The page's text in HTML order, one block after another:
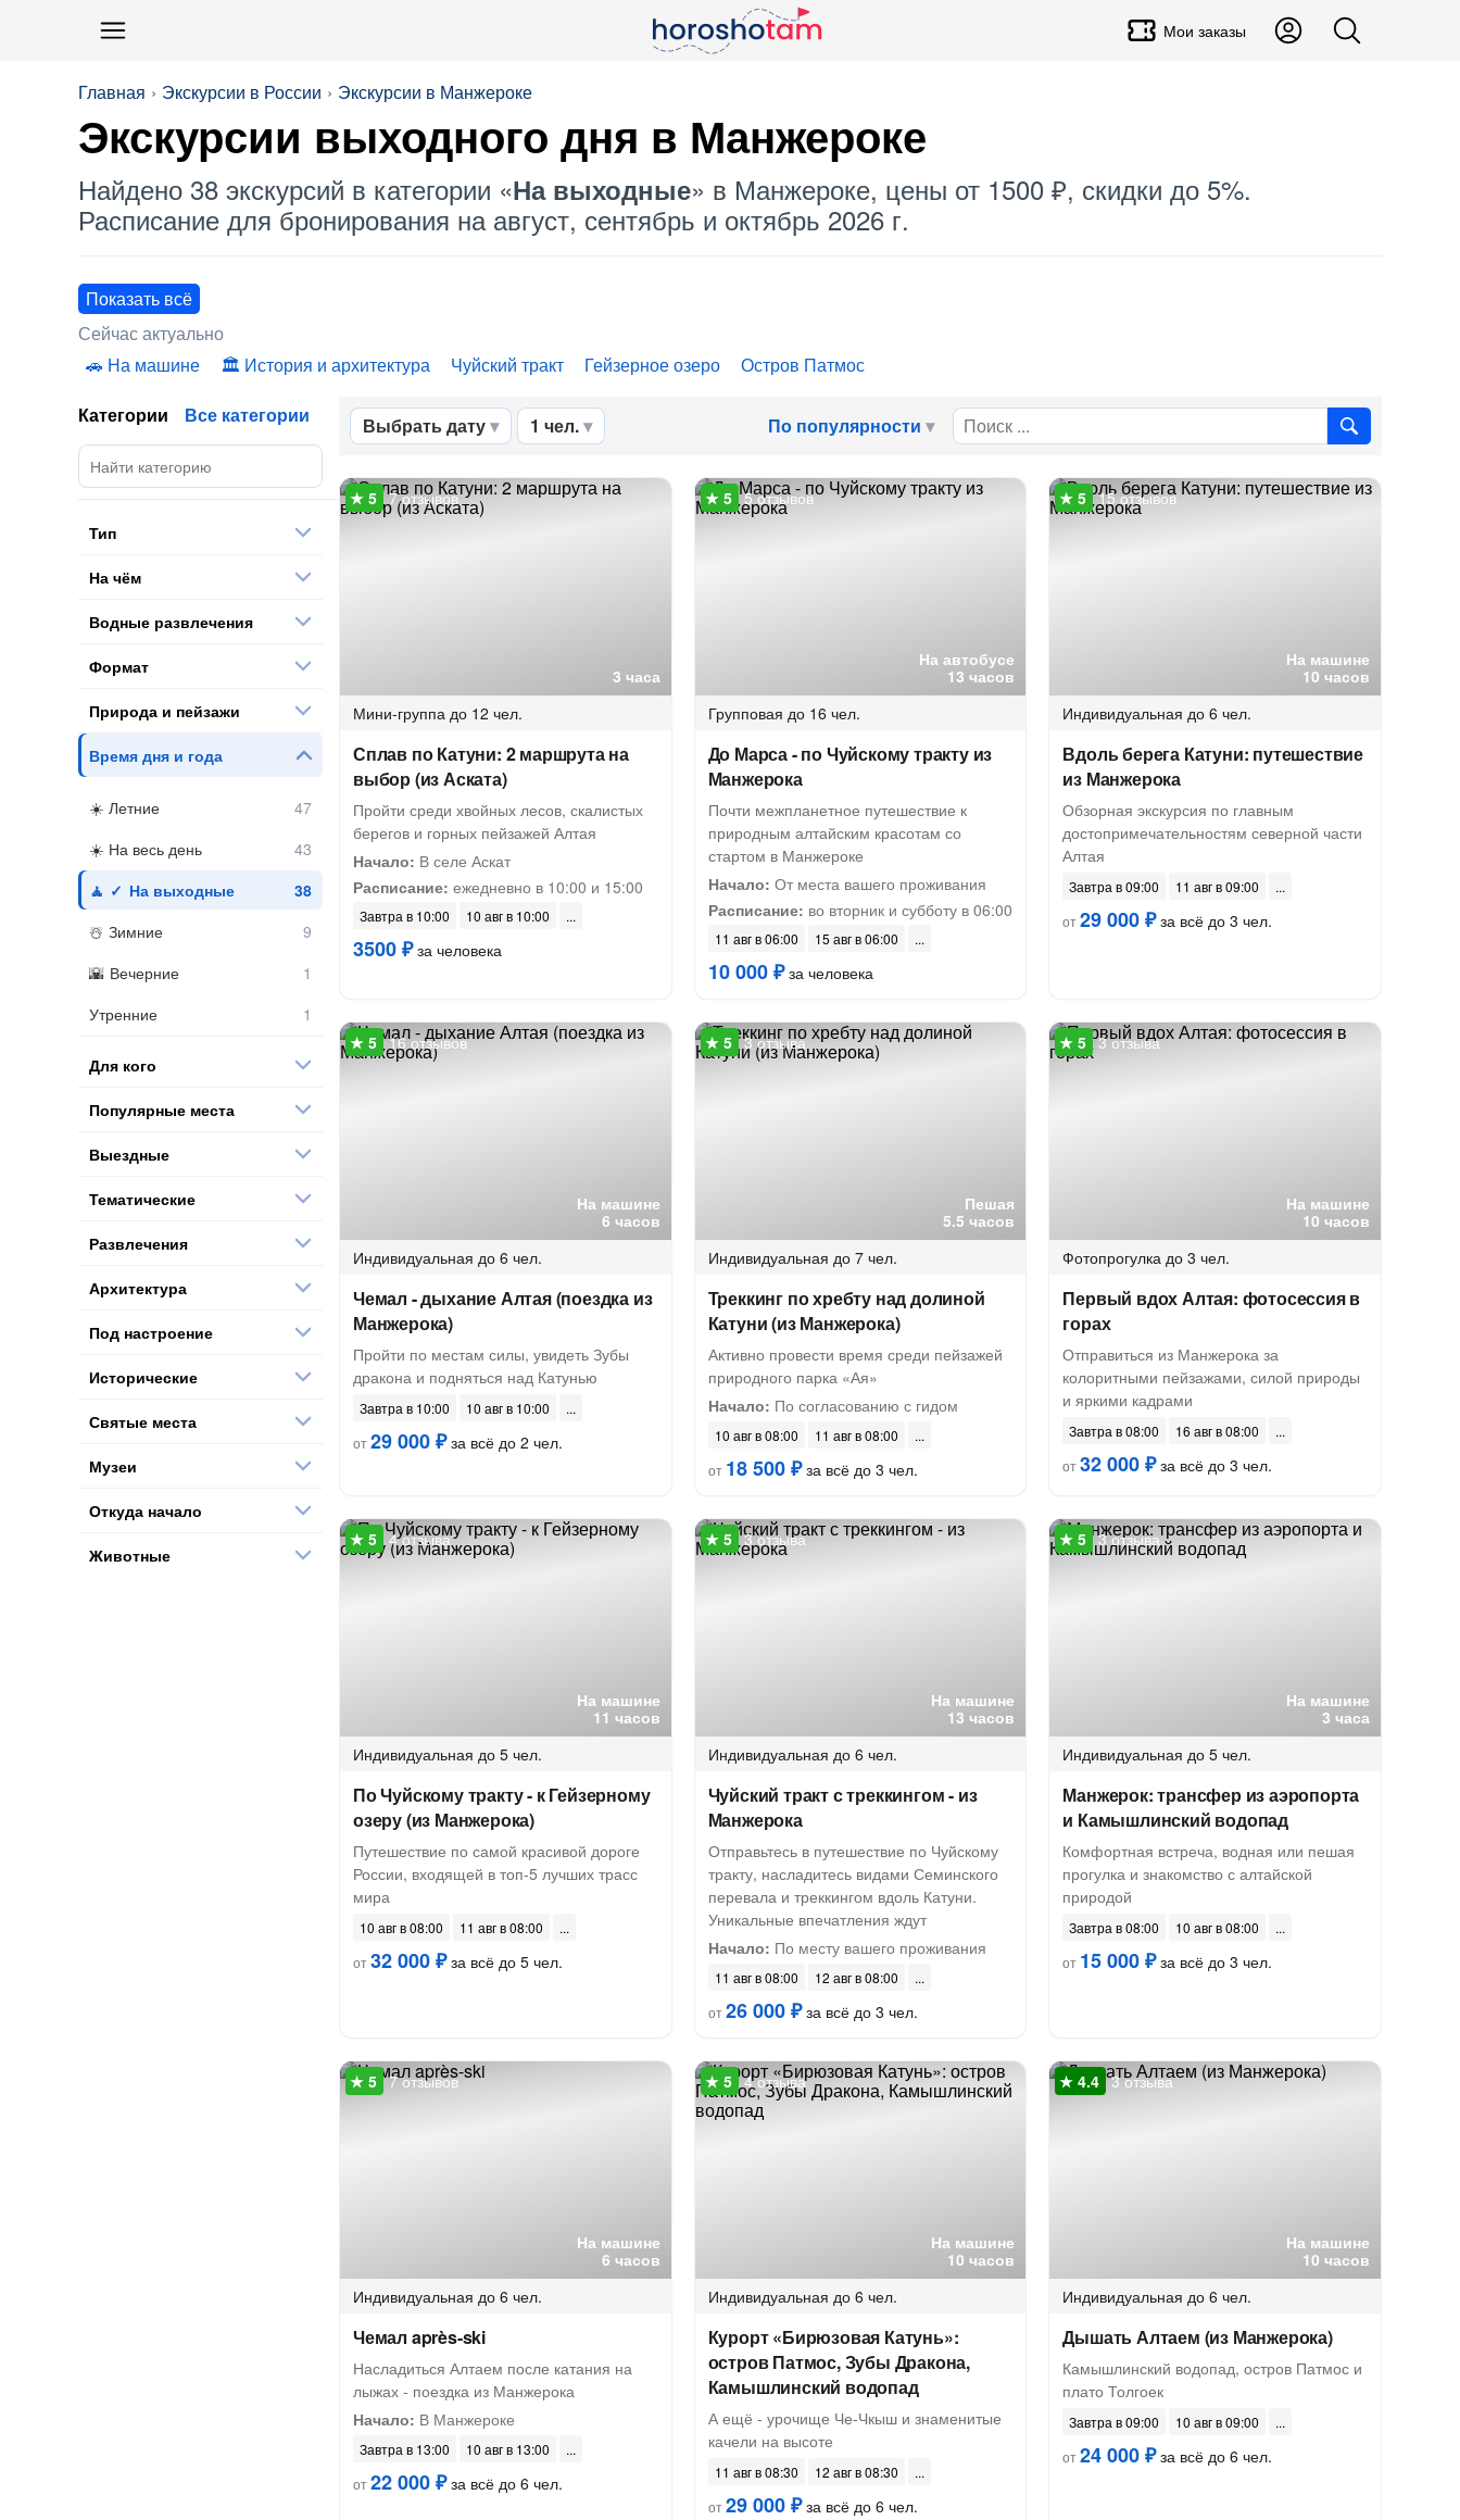
Мои заказы
Главная Экскурсии в России Экскурсии в Манжероке
Экскурсии выходного дня в Манжероке
Найдено 38 экскурсий в категории «На выходные» в Манжероке, цены от 1500 ₽, скидки до 5%.
Расписание для бронирования на август, сентябрь и октябрь 2026 г.
Показать всё
Сейчас актуально
На машине
История и архитектура Чуйский тракт Гейзерное озеро Остров Патмос
Выбрать дату 1 чел. По популярности
3 часа
7 отзывов
Мини-группа до 12 чел.
Сплав по Катуни: 2 маршрута на
выбор (из Аската)
Пройти среди хвойных лесов, скалистых
берегов и горных пейзажей Алтая
Начало: В селе Аскат
Расписание: ежедневно в 10:00 и 15:00
Завтра в 10:00 10 авг в 10:00
3500 ₽за человека
На автобусе
13 часов
5 отзывов
Групповая до 16 чел.
До Марса - по Чуйскому тракту из
Манжерока
Почти межпланетное путешествие к
природным алтайским красотам со
стартом в Манжероке
Начало: От места вашего проживания
Расписание: во вторник и субботу в 06:00
11 авг в 06:00 15 авг в 06:00
10 000 ₽за человека
На машине
10 часов
15 отзывов
Индивидуальная до 6 чел.
Вдоль берега Катуни: путешествие
из Манжерока
Обзорная экскурсия по главным
достопримечательностям северной части
Алтая
Завтра в 09:00
11 авг в 09:00
от29 000 ₽за всё до 3 чел.
На машине
6 часов
16 отзывов
Индивидуальная до 6 чел.
Чемал - дыхание Алтая (поездка из
Манжерока)
Пройти по местам силы, увидеть Зубы
дракона и подняться над Катунью
Завтра в 10:00
10 авг в 10:00
от29 000 ₽за всё до 2 чел.
Пешая
5.5 часов
3 отзыва
Индивидуальная до 7 чел.
Треккинг по хребту над долиной
Катуни (из Манжерока)
Активно провести время среди пейзажей
природного парка «Ая»
Начало: По согласованию с гидом
10 авг в 08:00
11 авг в 08:00
от 18 500 ₽за всё до 3 чел.
На машине
10 часов
3 отзыва
Фотопрогулка до 3 чел.
Первый вдох Алтая: фотосессия в
горах
Отправиться из Манжерока за
колоритными пейзажами, силой природы
и яркими кадрами
Завтра в 08:00
16 авг в 08:00
от32 000 ₽за всё до 3 чел.
На машине
11 часов
4 отзыва
Индивидуальная до 5 чел.
По Чуйскому тракту - к Гейзерному
озеру (из Манжерока)
Путешествие по самой красивой дороге
России, входящей в топ-5 лучших трасс
мира
10 авг в 08:00
11 авг в 08:00
от32 000 ₽за всё до 5 чел.
На машине
13 часов
3 отзыва
Индивидуальная до 6 чел.
Чуйский тракт с треккингом - из
Манжерока
Отправьтесь в путешествие по Чуйскому
тракту, насладитесь видами Семинского
перевала и треккингом вдоль Катуни.
Уникальные впечатления ждут
Начало: По месту вашего проживания
11 авг в 08:00
12 авг в 08:00
от26 000 ₽за всё до 3 чел.
На машине
3 часа
3 отзыва
Индивидуальная до 5 чел.
Манжерок: трансфер из аэропорта
и Камышлинский водопад
Комфортная встреча, водная или пешая
прогулка и знакомство с алтайской
природой
Завтра в 08:00
10 авг в 08:00
от 15 000 ₽за всё до 3 чел.
На машине
6 часов
7 отзывов
Индивидуальная до 6 чел.
Чемал après-ski
Насладиться Алтаем после катания на
лыжах - поездка из Манжерока
Начало: В Манжероке
Завтра в 13:00
10 авг в 13:00
от22 000 ₽за всё до 6 чел.
На машине
10 часов
4 отзыва
Индивидуальная до 6 чел.
Курорт «Бирюзовая Катунь»:
остров Патмос, Зубы Дракона,
Камышлинский водопад
А ещё - урочище Че-Чкыш и знаменитые
качели на высоте
11 авг в 08:30
12 авг в 08:30
от29 000 ₽за всё до 6 чел.
На машине
10 часов
3 отзыва
Индивидуальная до 6 чел.
Дышать Алтаем (из Манжерока)
Камышлинский водопад, остров Патмос и
плато Толгоек
Завтра в 09:00
10 авг в 09:00
от24 000 ₽за всё до 6 чел.
Категории Все категории
Тип
На чём
Водные развлечения
Формат
Природа и пейзажи
Время дня и года
Летние
На весь день
На выходные
Зимние
Вечерние
Утренние
Для кого
Популярные места
Выездные
Тематические
Развлечения
Архитектура
Под настроение
Исторические
Святые места
Музеи
Откуда начало
Животные